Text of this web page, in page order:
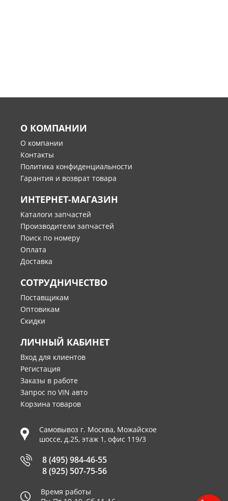
О КОМПАНИИ
О компании
Контакты
Политика конфиденциальности
Гарантия и возврат товара
ИНТЕРНЕТ-МАГАЗИН
Каталоги запчастей
Производители запчастей
Поиск по номеру
Оплата
Доставка
СОТРУДНИЧЕСТВО
Поставщикам
Оптовикам
Скидки
ЛИЧНЫЙ КАБИНЕТ
Вход для клиентов
Регистация
Заказы в работе
Запрос по VIN авто
Корзина товаров
Самовывоз г. Москва, Можайское
шоссе, д.25, этаж 1, офис 119/3
8 (495) 984-46-55
8 (925) 507-75-56
Время работы